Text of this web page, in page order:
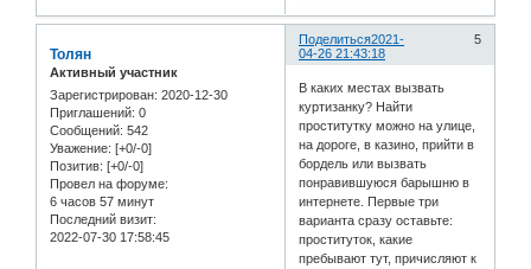
Поделиться 5
2021-
04-26 21:43:18
Толян
Активный участник
Зарегистрирован: 2020-12-30
Приглашений: 0
Сообщений: 542
Уважение: [+0/-0]
Позитив: [+0/-0]
Провел на форуме:
6 часов 57 минут
Последний визит:
2022-07-30 17:58:45
В каких местах вызвать
куртизанку? Найти
проститутку можно на улице,
на дороге, в казино, прийти в
бордель или вызвать
понравившуюся барышню в
интернете. Первые три
варианта сразу оставьте:
проституток, какие
пребывают тут, причисляют к